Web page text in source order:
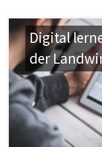
Digital
der